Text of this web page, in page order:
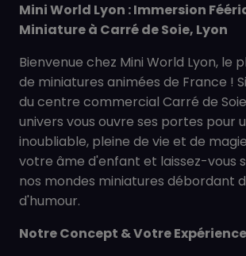
Mini World Lyon : Immersion
Miniature à Carré de Soie, Lyon
Bienvenue chez Mini World Lyon, le
de miniatures animées de France !
du centre commercial Carré de
univers vous ouvre ses portes pour
inoubliable, pleine de vie et de
votre âme d'enfant et laissez-vous
nos mondes miniatures débordant
d'humour.
Notre Concept & Votre Expérience